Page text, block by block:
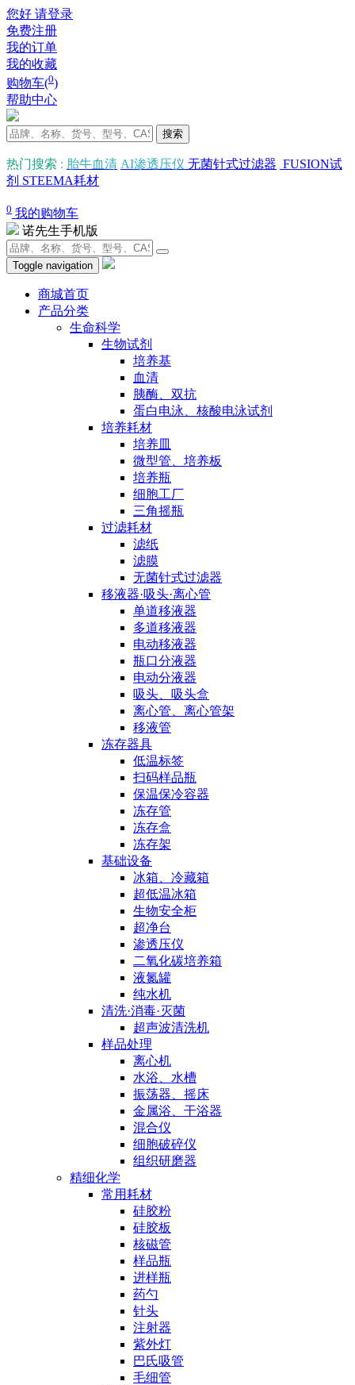
您好 请登录
免费注册
我的订单
我的收藏
购物车(0)
帮助中心
搜索
热门搜索 : 胎牛血清 AI渗透压仪 无菌针式过滤器 FUSION试
剂 STEEMA耗材
0 我的购物车
诺先生手机版
Toggle navigation
商城首页
产品分类
生命科学
生物试剂
培养基
血清
胰酶、双抗
蛋白电泳、核酸电泳试剂
培养耗材
培养皿
微型管、培养板
培养瓶
细胞工厂
三角摇瓶
过滤耗材
滤纸
滤膜
无菌针式过滤器
移液器·吸头·离心管
单道移液器
多道移液器
电动移液器
瓶口分液器
电动分液器
吸头、吸头盒
离心管、离心管架
移液管
冻存器具
低温标签
扫码样品瓶
保温保冷容器
冻存管
冻存盒
冻存架
基础设备
冰箱、冷藏箱
超低温冰箱
生物安全柜
超净台
渗透压仪
二氧化碳培养箱
液氮罐
纯水机
清洗·消毒·灭菌
超声波清洗机
样品处理
离心机
水浴、水槽
振荡器、摇床
金属浴、干浴器
混合仪
细胞破碎仪
组织研磨器
精细化学
常用耗材
硅胶粉
硅胶板
核磁管
样品瓶
进样瓶
药勺
针头
注射器
紫外灯
巴氏吸管
毛细管